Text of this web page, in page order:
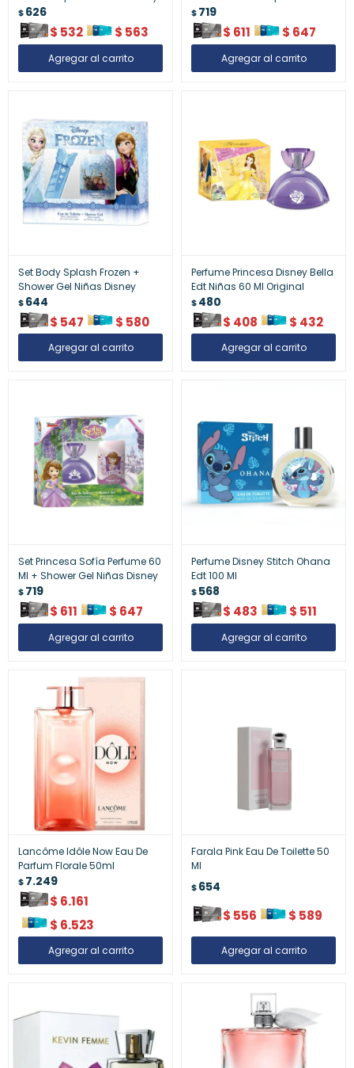
$626
$ 532 $ 563
$719
$ 611 $ 647
Set Body Splash Frozen +
Shower Gel Niñas Disney
$644
$ 547 $ 580
Perfume Princesa Disney Bella
Edt Niñas 60 Ml Original
$480
$ 408 $ 432
Set Princesa Sofía Perfume 60
Ml + Shower Gel Niñas Disney
$719
$ 611 $ 647
Perfume Disney Stitch Ohana
Edt 100 Ml
$568
$ 483 $ 511
Lancôme Idôle Now Eau De
Parfum Florale 50ml
$7.249
$ 6.161
$ 6.523
Farala Pink Eau De Toilette 50
Ml
$654
$ 556 $ 589